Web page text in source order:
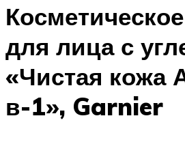
для лица с
«Чистая кожа
в-1», Garnier